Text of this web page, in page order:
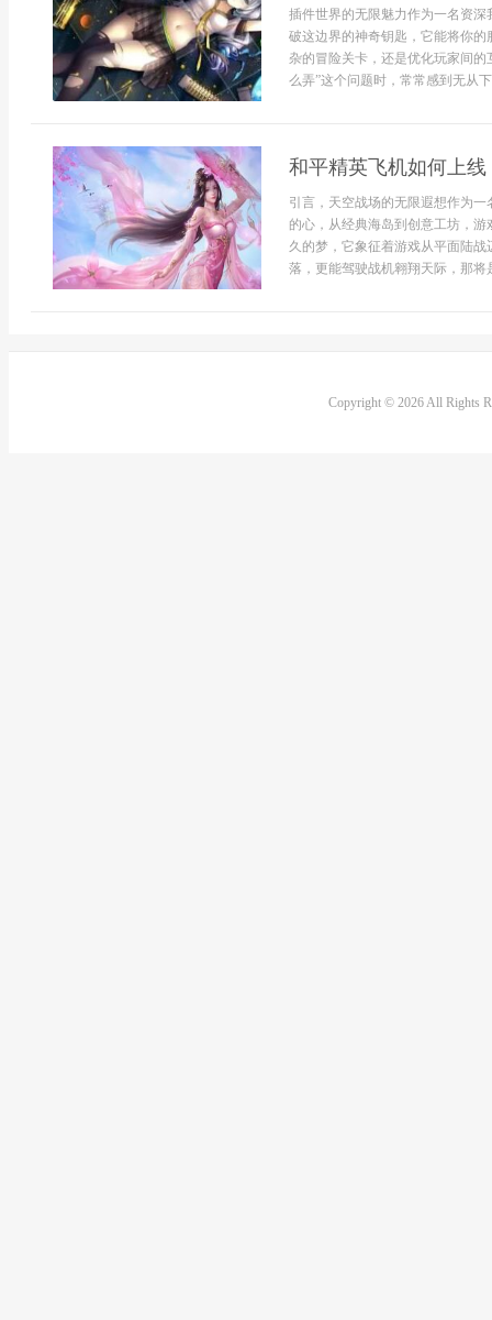
插件世界的无限魅力作为一名资
破这边界的神奇钥匙，它能将你
杂的冒险关卡，还是优化玩家间
么弄”这个问题时，常常感到无从
和平精英飞机如何上
引言，天空战场的无限遐想作为
的心，从经典海岛到创意工坊，
久的梦，它象征着游戏从平面陆
落，更能驾驶战机翱翔天际，那
Copyright © 2026 All Rights